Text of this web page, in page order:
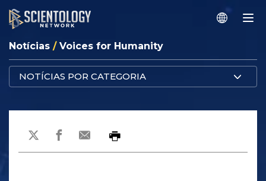
Notícias / Voices for Humanity
NOTÍCIAS POR CATEGORIA